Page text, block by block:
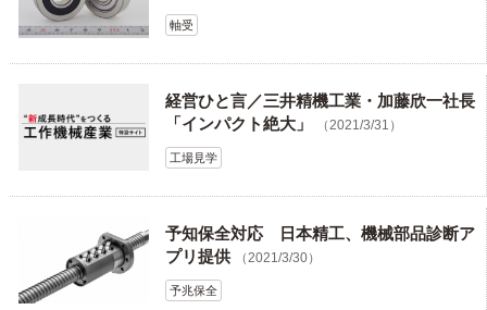
軸受
経営ひと言／三井精機工業・加藤欣一社長
「インパクト絶大」
（2021/3/31）
工場見学
予知保全対応 日本精工、機械部品診断ア
プリ提供
（2021/3/30）
予兆保全